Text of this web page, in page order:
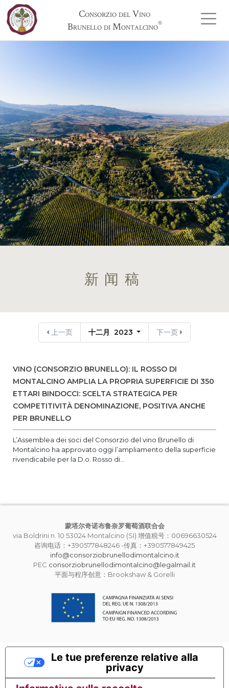
Consorzio del Vino
Brunello di Montalcino®
新闻稿
上一页 十二月 2023 下一页
VINO (CONSORZIO BRUNELLO): IL ROSSO DI
MONTALCINO AMPLIA LA PROPRIA SUPERFICIE DI 350
ETTARI BINDOCCI: SCELTA STRATEGICA PER
COMPETITIVITÀ DENOMINAZIONE, POSITIVA ANCHE
PER BRUNELLO
L’Assemblea dei soci del Consorzio del vino Brunello di
Montalcino ha approvato oggi l’ampliamento della superficie
rivendicabile per la D.o. Rosso di...
蒙塔尔奇诺布鲁奈罗葡萄酒联合会
via Boldrini n. 10 53024 Montalcino (SI) 增值税号：00696630524
咨询电话：+390577848246 -传真：+390577849425
info@consorziobrunellodimontalcino.it
PEC consorziobrunellodimontalcino@legalmail.it
平面与程序创意：Brookshaw & Gorelli
Le tue preferenze relative alla
privacy